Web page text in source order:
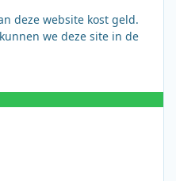
deze website kost geld.
we deze site in de